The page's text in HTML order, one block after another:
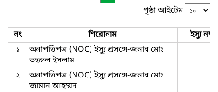
পৃষ্ঠা আইটেম
নং শিরোনাম
ইস্যু নম্বর
১
অনাপত্তিপত্র (NOC) ইস্যু প্রসঙ্গে-জনাব মোঃ
তহরুল ইসলাম
২
অনাপত্তিপত্র (NOC) ইস্যু প্রসঙ্গে-জনাব মোঃ
জামান আহম্মদ